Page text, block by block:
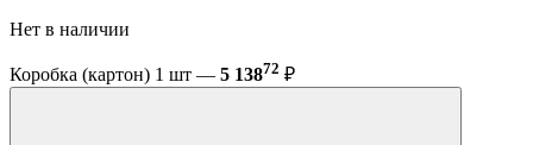
Нет в наличии
Коробка (картон) 1 шт — 5 13872 ₽